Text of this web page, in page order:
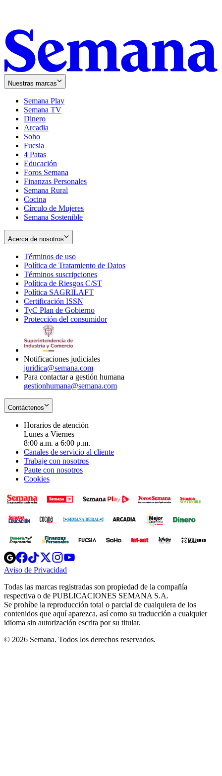
Nuestras marcas
Semana Play
Semana TV
Dinero
Arcadia
Soho
in
new
window
Fucsia
in
new
window
4 Patas
Educación
Foros Semana
Finanzas Personales
Semana Rural
Cocina
Círculo de Mujeres
Semana Sostenible
Acerca de nosotros
Términos de uso
in
new
window
Política de Tratamiento de Datos
Términos suscripciones
in
Política de Riesgos C/ST
Política SAGRILAFT
new
window
Certificación ISSN
in
new
TyC Plan de Gobierno
in
Protección del consumidorOpens
Notificaciones judiciales
juridica@semana.com
Para contactar a gestión humana
gestionhumana@semana.com
Contáctenos
Horarios de atención
Lunes a Viernes
8:00 a.m. a 6:00 p.m.
Canales de servicio al cliente
Trabaje con nosotros
Paute con nosotros
Cookies
Opens
in
new
Opens
in
new
Opens
in
new
window
Opens
new
windowwindow
Aviso de Privacidad
new
window
Todas las marcas registradas son propiedad de la compañía
respectiva o de PUBLICACIONES SEMANA S.A.
Se prohíbe la reproducción total o parcial de cualquiera de los
contenidos que aquí aparezca, así como su traducción a cualquier
idioma sin autorización escrita por su titular.
© 2026 Semana. Todos los derechos reservados.